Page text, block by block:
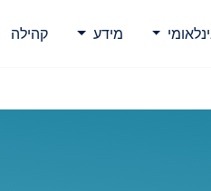
מידע קהילה